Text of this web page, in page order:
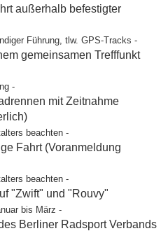
außerhalb befestigter
Führung, tlw. GPS-Tracks -
gemeinsamen Trefffunkt
-
mit Zeitnahme
beachten -
Fahrt (Voranmeldung
beachten -
"Zwift" und "Rouvy"
bis März -
Berliner Radsport Verbands